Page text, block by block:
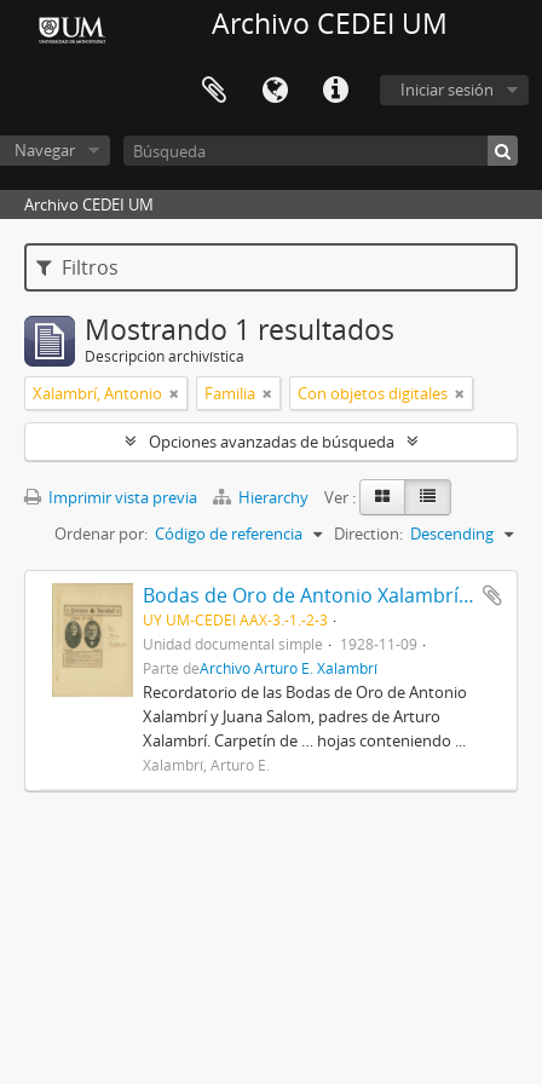
Archivo CEDEI UM
Iniciar sesión
Navegar
Archivo CEDEI UM
Filtros
Mostrando 1 resultados
Descripción archivística
Xalambrí, Antonio Familia Con objetos digitales
Opciones avanzadas de búsqueda
Imprimir vista previa Hierarchy
Ver :
Ordenar por: Código de referencia Direction: Descending
Bodas de Oro de Antonio Xalambrí y Juana Salom
UY UM-CEDEI AAX-3.-1.-2-3
Unidad documental simple
1928-11-09
Parte deArchivo Arturo E. Xalambrí
Recordatorio de las Bodas de Oro de Antonio
Xalambrí y Juana Salom, padres de Arturo
Xalambrí. Carpetín de … hojas conteniendo ...
Xalambrí, Arturo E.